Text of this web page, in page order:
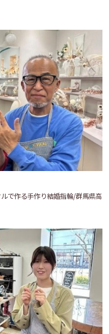
で作る手作り結婚指輪/群馬県高